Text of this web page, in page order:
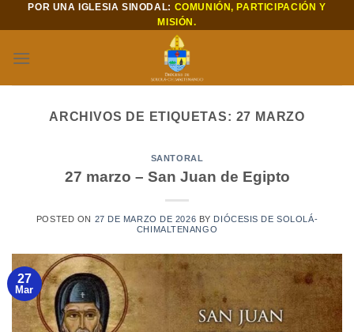
Saltar
al
POR UNA IGLESIA SINODAL: COMUNIÓN, PARTICIPACIÓN Y
MISIÓN.
ARCHIVOS DE ETIQUETAS: 27 MARZO
SANTORAL
27 marzo – San Juan de Egipto
POSTED ON 27 DE MARZO DE 2026 BY DIÓCESIS DE SOLOLÁ-
CHIMALTENANGO
27
Mar